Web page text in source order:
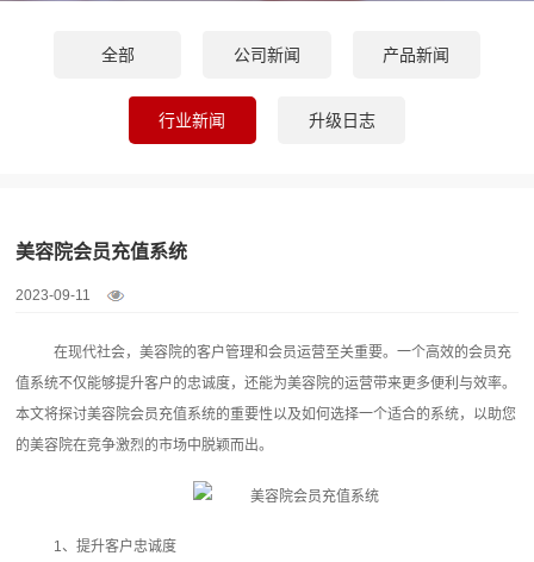
全部 公司新闻 产品新闻
行业新闻 升级日志
美容院会员充值系统
2023-09-11
在现代社会，美容院的客户管理和会员运营至关重要。一个高效的会员充
值系统不仅能够提升客户的忠诚度，还能为美容院的运营带来更多便利与效率。
本文将探讨美容院会员充值系统的重要性以及如何选择一个适合的系统，以助您
的美容院在竞争激烈的市场中脱颖而出。
1、提升客户忠诚度